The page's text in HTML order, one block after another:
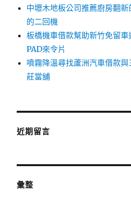
中壢木地板公司推薦廚房翻
的二回機
板橋機車借款幫助新竹免留
PAD來令片
噴霧降溫尋找蘆洲汽車借款
莊當舖
近期留言
彙整